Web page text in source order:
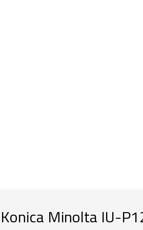
Konica Minolta IU-